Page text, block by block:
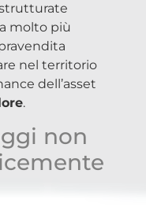
molto più
nel territorio
dell’asset
.
non